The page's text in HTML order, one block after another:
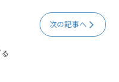
次の記事へ